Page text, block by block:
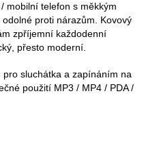
mobilní telefon s měkkým
proti nárazům. Kovový
zpříjemní každodenní
přesto moderní.
sluchátka a zapínáním na
použití MP3 / MP4 / PDA /